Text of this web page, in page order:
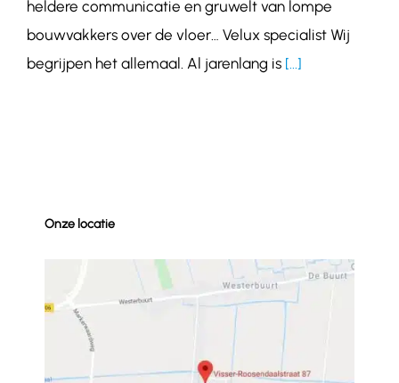
heldere communicatie en gruwelt van lompe
bouwvakkers over de vloer… Velux specialist Wij
begrijpen het allemaal. Al jarenlang is [...]
Onze locatie